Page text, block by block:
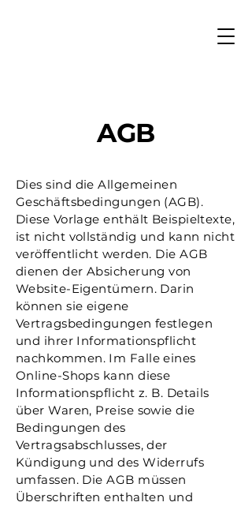
AGB
Dies sind die Allgemeinen
Geschäftsbedingungen (AGB).
Diese Vorlage enthält Beispieltexte,
ist nicht vollständig und kann nicht
veröffentlicht werden. Die AGB
dienen der Absicherung von
Website-Eigentümern. Darin
können sie eigene
Vertragsbedingungen festlegen
und ihrer Informationspflicht
nachkommen. Im Falle eines
Online-Shops kann diese
Informationspflicht z. B. Details
über Waren, Preise sowie die
Bedingungen des
Vertragsabschlusses, der
Kündigung und des Widerrufs
umfassen. Die AGB müssen
Überschriften enthalten und